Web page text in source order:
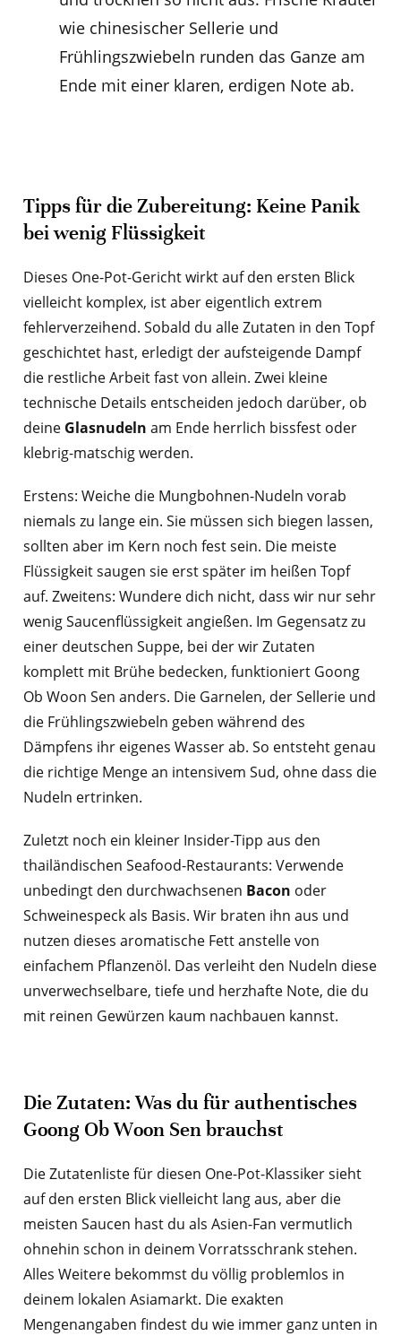
wie chinesischer Sellerie und
Frühlingszwiebeln runden das Ganze am
Ende mit einer klaren, erdigen Note ab.
Tipps für die Zubereitung: Keine Panik
bei wenig Flüssigkeit
Dieses One-Pot-Gericht wirkt auf den ersten Blick
vielleicht komplex, ist aber eigentlich extrem
fehlerverzeihend. Sobald du alle Zutaten in den Topf
geschichtet hast, erledigt der aufsteigende Dampf
die restliche Arbeit fast von allein. Zwei kleine
technische Details entscheiden jedoch darüber, ob
deine Glasnudeln am Ende herrlich bissfest oder
klebrig-matschig werden.
Erstens: Weiche die Mungbohnen-Nudeln vorab
niemals zu lange ein. Sie müssen sich biegen lassen,
sollten aber im Kern noch fest sein. Die meiste
Flüssigkeit saugen sie erst später im heißen Topf
auf. Zweitens: Wundere dich nicht, dass wir nur sehr
wenig Saucenflüssigkeit angießen. Im Gegensatz zu
einer deutschen Suppe, bei der wir Zutaten
komplett mit Brühe bedecken, funktioniert Goong
Ob Woon Sen anders. Die Garnelen, der Sellerie und
die Frühlingszwiebeln geben während des
Dämpfens ihr eigenes Wasser ab. So entsteht genau
die richtige Menge an intensivem Sud, ohne dass die
Nudeln ertrinken.
Zuletzt noch ein kleiner Insider-Tipp aus den
thailändischen Seafood-Restaurants: Verwende
unbedingt den durchwachsenen Bacon oder
Schweinespeck als Basis. Wir braten ihn aus und
nutzen dieses aromatische Fett anstelle von
einfachem Pflanzenöl. Das verleiht den Nudeln diese
unverwechselbare, tiefe und herzhafte Note, die du
mit reinen Gewürzen kaum nachbauen kannst.
Die Zutaten: Was du für authentisches
Goong Ob Woon Sen brauchst
Die Zutatenliste für diesen One-Pot-Klassiker sieht
auf den ersten Blick vielleicht lang aus, aber die
meisten Saucen hast du als Asien-Fan vermutlich
ohnehin schon in deinem Vorratsschrank stehen.
Alles Weitere bekommst du völlig problemlos in
deinem lokalen Asiamarkt. Die exakten
Mengenangaben findest du wie immer ganz unten in